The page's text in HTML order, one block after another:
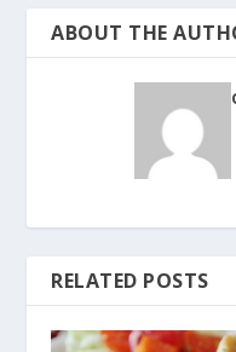
ABOUT THE
RELATED POSTS